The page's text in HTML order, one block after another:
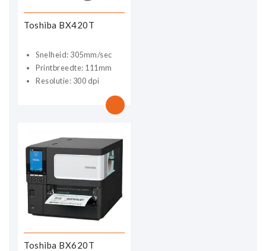
Toshiba BX420T
Snelheid: 305mm/sec
Printbreedte: 111mm
Resolutie: 300 dpi
Toshiba BX620T